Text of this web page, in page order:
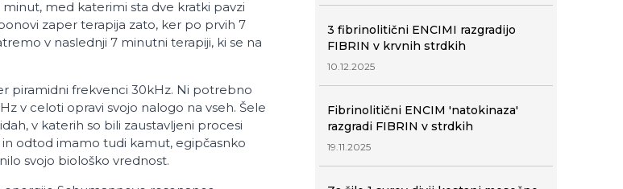
med katerimi sta dve kratki pavzi
zaper terapija zato, ker po prvih 7
v naslednji 7 minutni terapiji, ki se na
piramidni frekvenci 30kHz. Ni potrebno
v celoti opravi svojo nalogo na vseh. Šele
v katerih so bili zaustavljeni procesi
in odtod imamo tudi kamut, egipčasnko
svojo biološko vrednost.
3 fibrinolitični ENCIMI razgradijo
FIBRIN v krvnih strdkih
10.12.2025
Fibrinolitični ENCIM 'natokinaza'
razgradi FIBRIN v strdkih
19.11.2025